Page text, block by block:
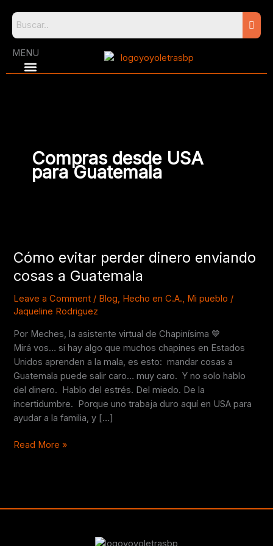
content
MENU
Compras desde USA
para Guatemala
Cómo evitar perder dinero enviando
cosas a Guatemala
Leave a Comment / Blog, Hecho en C.A., Mi pueblo /
Jaqueline Rodriguez
Por Meches, la asistente virtual de Chapinísima 💙
Mirá vos… si hay algo que muchos chapines en Estados
Unidos aprenden a la mala, es esto: mandar cosas a
Guatemala puede salir caro… muy caro. Y no solo hablo
del dinero. Hablo del estrés. Del miedo. De la
incertidumbre. Porque uno trabaja duro aquí en USA para
ayudar a la familia, y […]
perder
enviando
cosas
a
Read More »